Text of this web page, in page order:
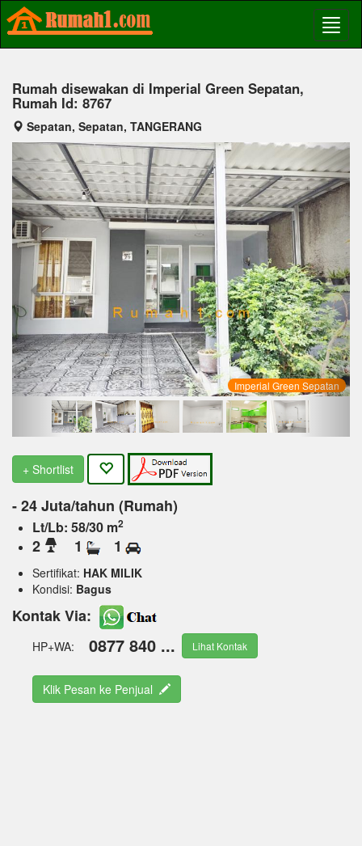
Rumah disewakan di Imperial Green Sepatan,
Rumah Id: 8767
Sepatan, Sepatan, TANGERANG
Imperial Green Sepatan
Previous Next
+ Shortlist
- 24 Juta/tahun (Rumah)
Lt/Lb: 58/30 m2
2 1 1
Sertifikat: HAK MILIK
Kondisi: Bagus
Kontak Via:
HP+WA: 0877 840 ... Lihat Kontak
Klik Pesan ke Penjual